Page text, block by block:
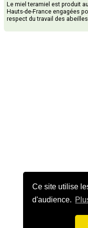
Ce site utilise
d'audience.
Le miel teramiel est produit
Hauts-de-France engagées
respect du travail des